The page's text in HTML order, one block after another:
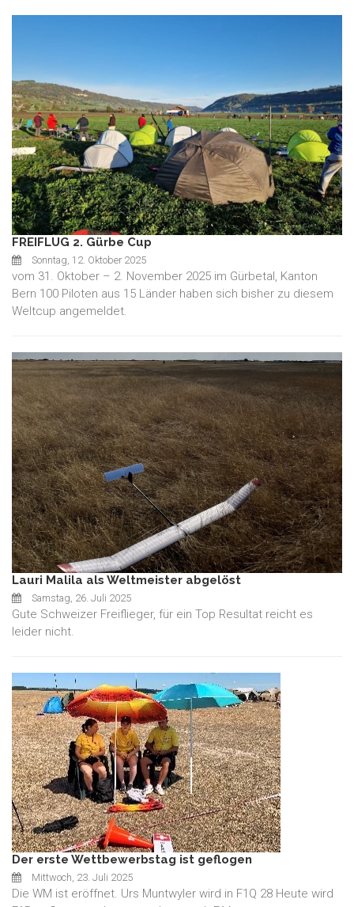
FREIFLUG 2. Gürbe Cup
Sonntag, 12. Oktober 2025
vom 31. Oktober – 2. November 2025 im Gürbetal, Kanton
Bern 100 Piloten aus 15 Länder haben sich bisher zu diesem
Weltcup angemeldet.
Lauri Malila als Weltmeister abgelöst
Samstag, 26. Juli 2025
Gute Schweizer Freiflieger, für ein Top Resultat reicht es
leider nicht.
Der erste Wettbewerbstag ist geflogen
Mittwoch, 23. Juli 2025
Die WM ist eröffnet. Urs Muntwyler wird in F1Q 28 Heute wird